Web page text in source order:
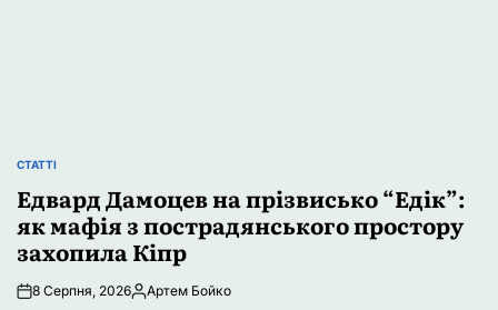
ОПУБЛІКУВАТИ
СТАТТІ
Едвард Дамоцев на прізвисько “Едік”:
як мафія з пострадянського простору
захопила Кіпр
8 Серпня, 2026Опубліковано
Артем Бойко